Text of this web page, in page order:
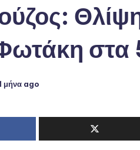
στα
μήνα ago